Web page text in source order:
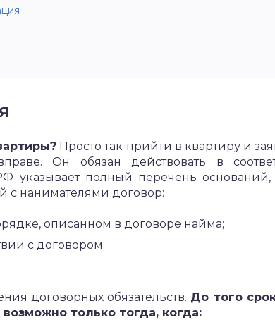
Просто так прийти в квартиру и
Он обязан действовать в
указывает полный перечень
с нанимателями договор:
описанном в договоре найма;
с договором;
договорных обязательств. До того
только тогда, когда: